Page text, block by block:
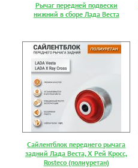
Рычаг передней подвески
нижний в сборе Лада Веста
Сайлентблок переднего рычага
задний Лада Веста, Х Рей Кросс,
Rosteco (полиуретан)